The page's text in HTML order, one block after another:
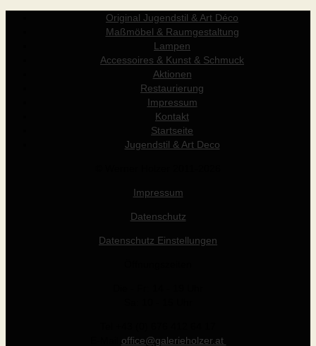
Original Jugendstil & Art Déco
Maßmöbel & Raumgestaltung
Lampen
Accessoires & Kunst & Schmuck
Aktionen
Restaurierung
Impressum
Kontakt
Startseite
Jugendstil & Art Deco
Impressum
Datenschutz
Datenschutz Einstellungen
office@galerieholzer.at